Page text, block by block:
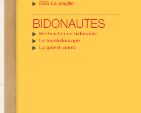
RSS La playlist
Rechercher un bidonaute
Le trombidoscope
La galerie photo